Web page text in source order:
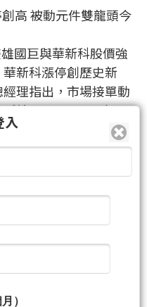
高 被動元件雙龍頭今
國巨與華新科股價強
新科漲停創歷史新
理指出，市場接單動
續至2027-2028年。
被動元件產業受惠於AI
應用需求升溫，已進
的強勁表現與對未來
面紮實，後續可持續
矽力、環球晶雙雙漲
亞科股價再創歷史新
也攻上漲停。市場消
入
）